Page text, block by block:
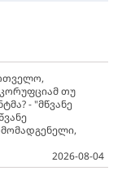
თუ
- "მწვანე
2026-08-04